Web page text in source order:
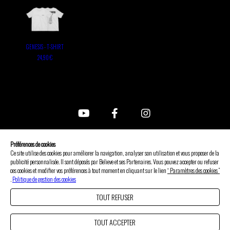
GENESIS - T-SHIRT
24,90 €
CGV
Mentions légales
Politique de confidentialité
Préférences de cookies
Ce site utilise des cookies pour améliorer la navigation, analyser son utilisation et vous proposer de la
publicité personnalisée. Il sont déposés par Believe et ses Partenaires. Vous pouvez accepter ou refuser
ces cookies et modifier vos préférences à tout moment en cliquant sur le lien“ Paramètres des cookies ”
.Politique de gestion des cookies
TOUT REFUSER
TOUT ACCEPTER